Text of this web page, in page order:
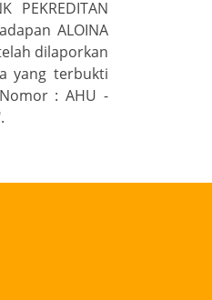
PEKREDITAN
ALOINA
dilaporkan
yang terbukti
: AHU -